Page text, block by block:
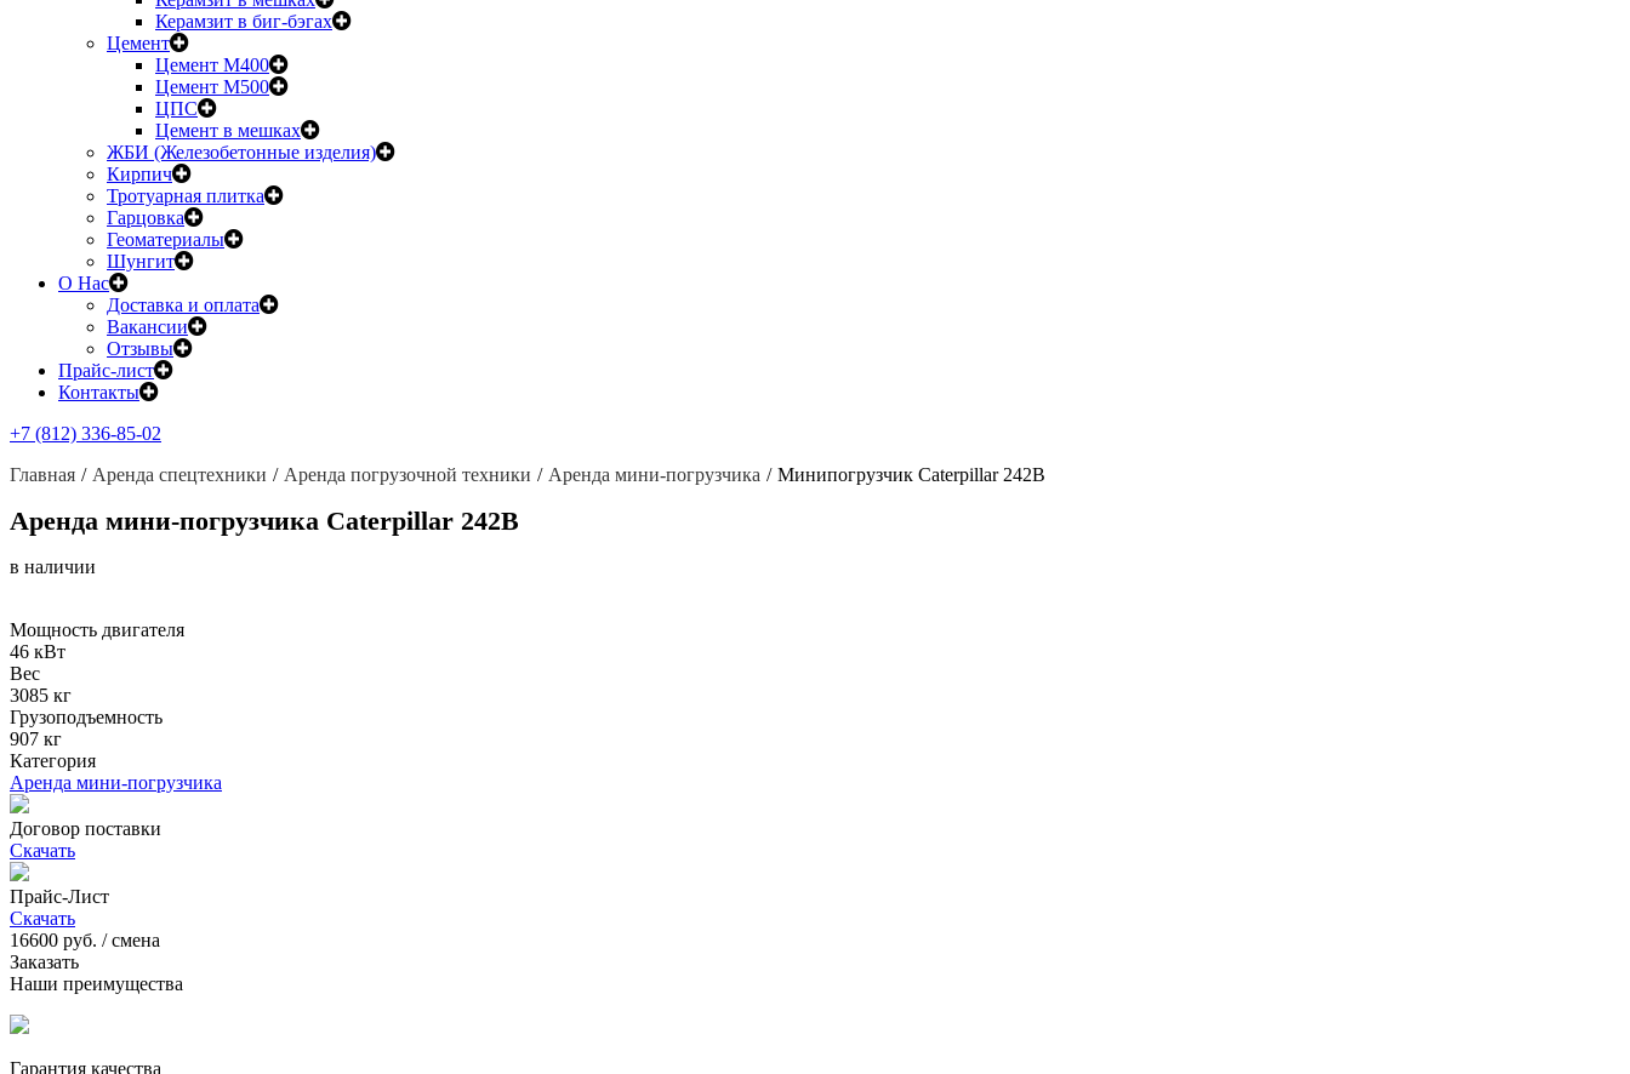
Керамзит в биг-бэгах
Цемент
Цемент М400
Цемент М500
ЦПС
Цемент в мешках
ЖБИ (Железобетонные изделия)
Кирпич
Тротуарная плитка
Гарцовка
Геоматериалы
Шунгит
О Нас
Доставка и оплата
Вакансии
Отзывы
Прайс-лист
Контакты
+7 (812) 336-85-02
Главная
Аренда спецтехники Аренда погрузочной техники Аренда мини-погрузчика Минипогрузчик Caterpillar 242В
Аренда мини-погрузчика Caterpillar 242В
в наличии
Мощность двигателя
46 кВт
Вес
3085 кг
Грузоподъемность
907 кг
Категория
Аренда мини-погрузчика
Договор поставки
Скачать
Прайс-Лист
Скачать
16600 руб. / смена
Заказать
Наши преимущества
Гарантия качества